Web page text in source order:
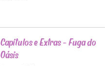
Capítulos e Extras - Fuga do
Oásis